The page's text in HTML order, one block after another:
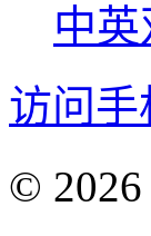
中英
访问手
© 2026